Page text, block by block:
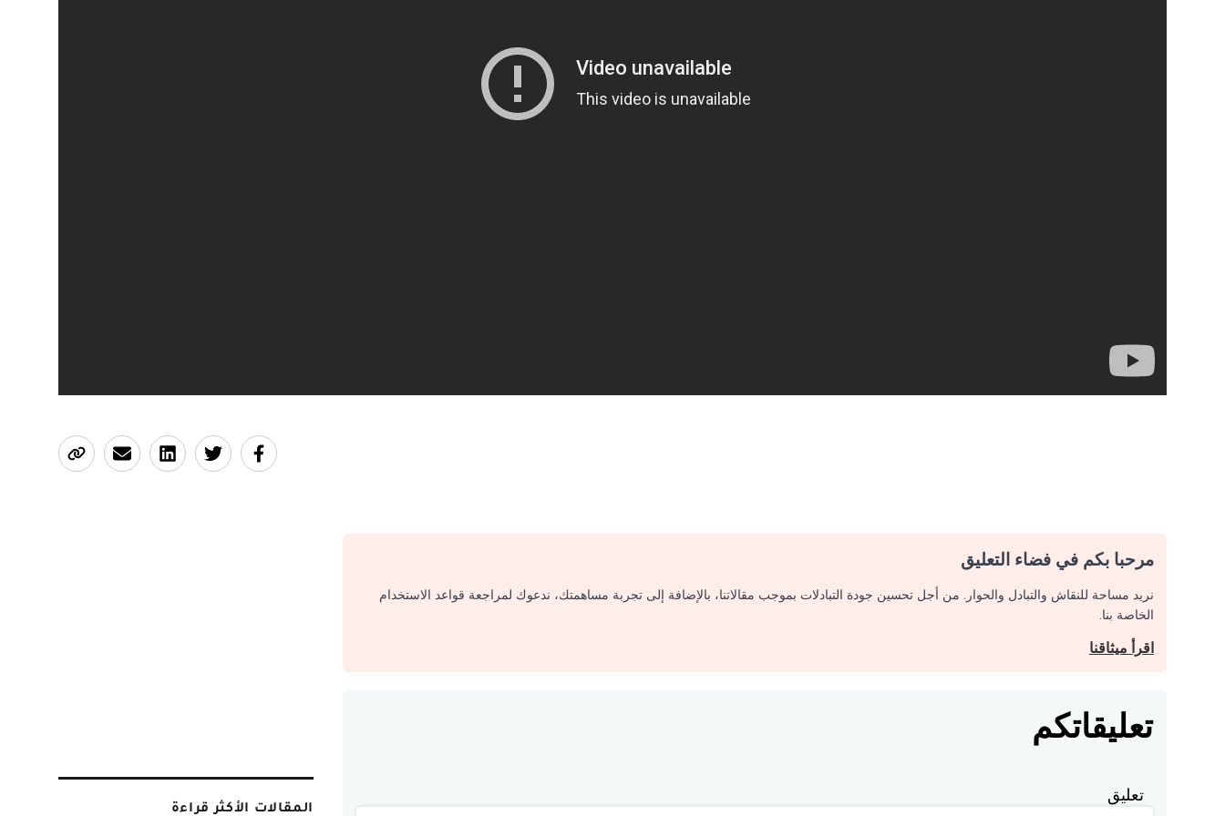
مرحبا بكم في فضاء التعليق
نريد مساحة للنقاش والتبادل والحوار. من أجل تحسين جودة التبادلات بموجب مقالاتنا، بالإضافة إلى تجربة مساهمتك، ندعوك لمراجعة قواعد الاستخدام
الخاصة بنا.
اقرأ ميثاقنا
تعليقاتكم
تعليق
المقالات الأكثر قراءة